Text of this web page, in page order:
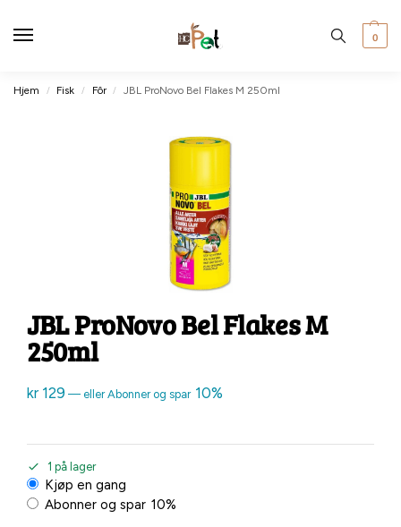
0
Hjem / Fisk / Fôr / JBL ProNovo Bel Flakes M 250ml
JBL ProNovo Bel Flakes M
250ml
kr129 — eller Abonner og spar 10%
1 på lager
Kjøp en gang
Abonner og spar 10%